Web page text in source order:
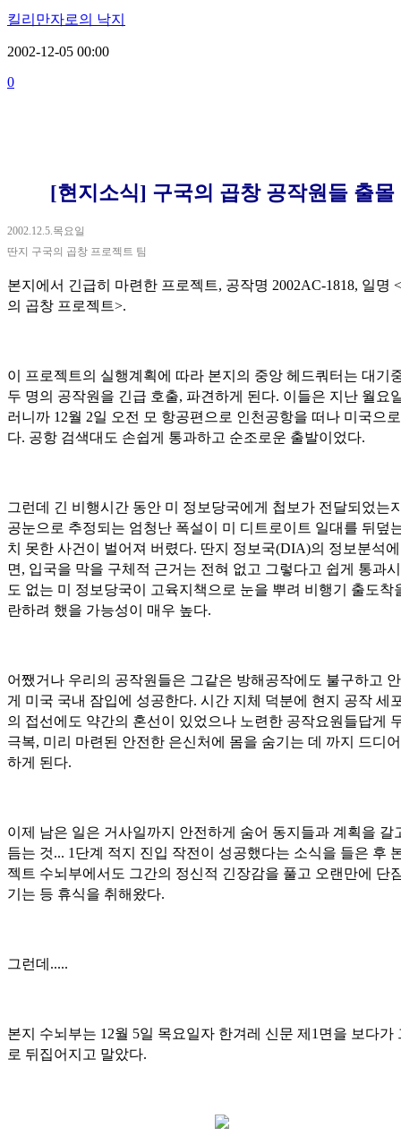
킬리만자로의 낙지
2002-12-05 00:00
0
[현지소식] 구국의 곱창 공작원들 출몰
2002.12.5.목요일
딴지 구국의 곱창 프로젝트 팀
본지에서 긴급히 마련한 프로젝트, 공작명 2002AC-1818, 일명
의 곱창 프로젝트>.
이 프로젝트의 실행계획에 따라 본지의 중앙 헤드쿼터는 대기
두 명의 공작원을 긴급 호출, 파견하게 된다. 이들은 지난 월요
러니까 12월 2일 오전 모 항공편으로 인천공항을 떠나 미국으
다. 공항 검색대도 손쉽게 통과하고 순조로운 출발이었다.
그런데 긴 비행시간 동안 미 정보당국에게 첩보가 전달되었는
공눈으로 추정되는 엄청난 폭설이 미 디트로이트 일대를 뒤덮
치 못한 사건이 벌어져 버렸다. 딴지 정보국(DIA)의 정보분석
면, 입국을 막을 구체적 근거는 전혀 없고 그렇다고 쉽게 통과
도 없는 미 정보당국이 고육지책으로 눈을 뿌려 비행기 출도착
란하려 했을 가능성이 매우 높다.
어쨌거나 우리의 공작원들은 그같은 방해공작에도 불구하고
게 미국 국내 잠입에 성공한다. 시간 지체 덕분에 현지 공작 세
의 접선에도 약간의 혼선이 있었으나 노련한 공작요원들답게
극복, 미리 마련된 안전한 은신처에 몸을 숨기는 데 까지 드디
하게 된다.
이제 남은 일은 거사일까지 안전하게 숨어 동지들과 계획을 갈
듬는 것... 1단계 적지 진입 작전이 성공했다는 소식을 들은 후
젝트 수뇌부에서도 그간의 정신적 긴장감을 풀고 오랜만에 단
기는 등 휴식을 취해왔다.
그런데.....
본지 수뇌부는 12월 5일 목요일자 한겨레 신문 제1면을 보다가
로 뒤집어지고 말았다.